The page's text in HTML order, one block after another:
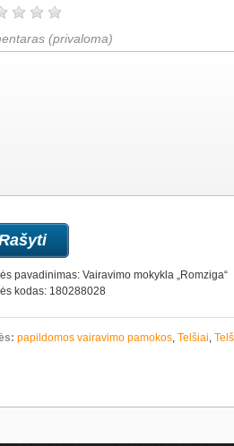
(privaloma)
pavadinimas: Vairavimo mokykla „Romziga“
kodas: 180288028
papildomos vairavimo pamokos, Telšiai,